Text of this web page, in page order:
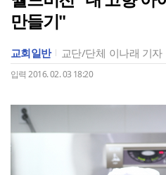
만들기"
교회일반 교단/단체 이나래 기자
입력 2016. 02. 03 18:20